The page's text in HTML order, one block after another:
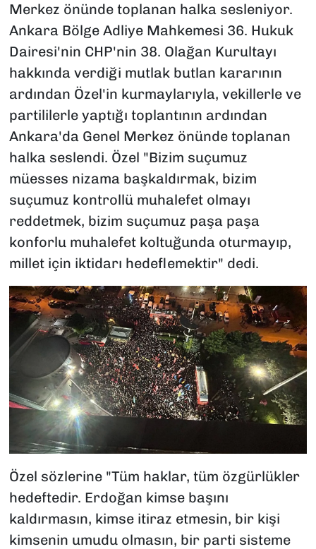
Merkez önünde toplanan halka sesleniyor.
Ankara Bölge Adliye Mahkemesi 36. Hukuk
Dairesi'nin CHP'nin 38. Olağan Kurultayı
hakkında verdiği mutlak butlan kararının
ardından Özel'in kurmaylarıyla, vekillerle ve
partililerle yaptığı toplantının ardından
Ankara'da Genel Merkez önünde toplanan
halka seslendi. Özel "Bizim suçumuz
müesses nizama başkaldırmak, bizim
suçumuz kontrollü muhalefet olmayı
reddetmek, bizim suçumuz paşa paşa
konforlu muhalefet koltuğunda oturmayıp,
millet için iktidarı hedeflemektir" dedi.
Özel sözlerine "Tüm haklar, tüm özgürlükler
hedeftedir. Erdoğan kimse başını
kaldırmasın, kimse itiraz etmesin, bir kişi
kimsenin umudu olmasın, bir parti sisteme